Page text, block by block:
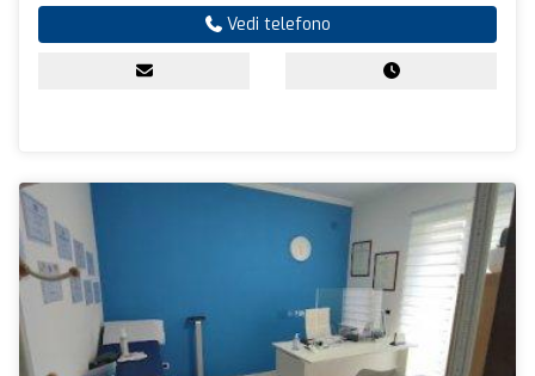
Vedi telefono